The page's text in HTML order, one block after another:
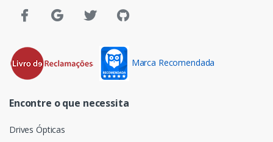
Marca Recomendada
Encontre o que necessita
Drives Ópticas